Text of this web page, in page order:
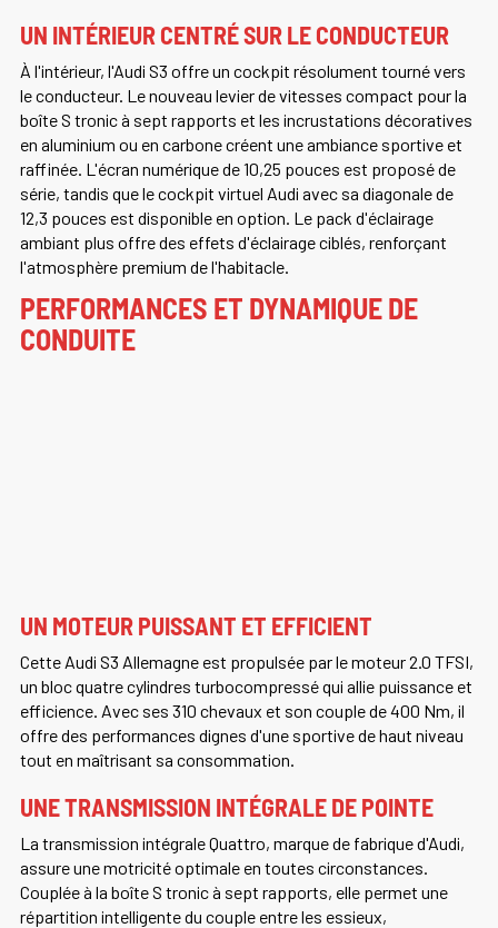
UN INTÉRIEUR CENTRÉ SUR LE CONDUCTEUR
À l'intérieur, l'Audi S3 offre un cockpit résolument tourné vers
le conducteur. Le nouveau levier de vitesses compact pour la
boîte S tronic à sept rapports et les incrustations décoratives
en aluminium ou en carbone créent une ambiance sportive et
raffinée. L'écran numérique de 10,25 pouces est proposé de
série, tandis que le cockpit virtuel Audi avec sa diagonale de
12,3 pouces est disponible en option. Le pack d'éclairage
ambiant plus offre des effets d'éclairage ciblés, renforçant
l'atmosphère premium de l'habitacle.
PERFORMANCES ET DYNAMIQUE DE
CONDUITE
UN MOTEUR PUISSANT ET EFFICIENT
Cette Audi S3 Allemagne est propulsée par le moteur 2.0 TFSI,
un bloc quatre cylindres turbocompressé qui allie puissance et
efficience. Avec ses 310 chevaux et son couple de 400 Nm, il
offre des performances dignes d'une sportive de haut niveau
tout en maîtrisant sa consommation.
UNE TRANSMISSION INTÉGRALE DE POINTE
La transmission intégrale Quattro, marque de fabrique d'Audi,
assure une motricité optimale en toutes circonstances.
Couplée à la boîte S tronic à sept rapports, elle permet une
répartition intelligente du couple entre les essieux,